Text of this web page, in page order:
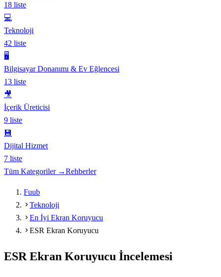
18 liste
💻
Teknoloji
42 liste
🖥️
Bilgisayar Donanımı & Ev Eğlencesi
13 liste
🎥
İçerik Üreticisi
9 liste
💾
Dijital Hizmet
7 liste
Tüm Kategoriler →Rehberler
Fuub
Teknoloji
En İyi Ekran Koruyucu
ESR Ekran Koruyucu
ESR Ekran Koruyucu İncelemesi